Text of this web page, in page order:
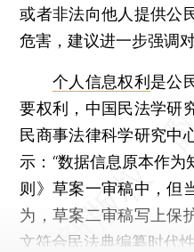
或者非法向他人提供公
危害，建议进一步强调
个人信息权利 是公
要权利，中国民法学研
民商事法律科学研究中
示：“数据信息原本作
则》草案一审稿中，但
为，草案二审稿写上保
文符合民法典编纂时代